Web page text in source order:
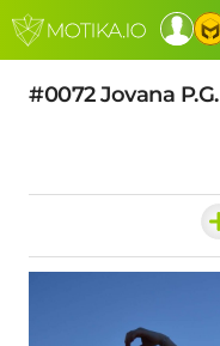
#0072 Jovana P.G.